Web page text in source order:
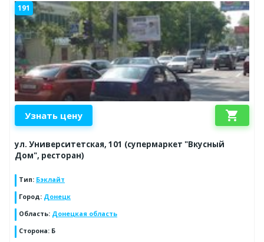
191
Узнать цену shopping_cart
ул. Университетская, 101 (супермаркет "Вкусный
Дом", ресторан)
Тип: Бэклайт
Город: Донецк
Область: Донецкая область
Сторона: Б